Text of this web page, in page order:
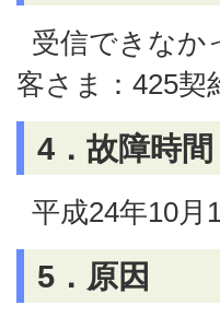
受信できなか
客さま：425契
4．故障時間
平成24年10月
5．原因